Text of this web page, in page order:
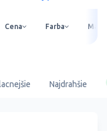
Cena Farba
Najdrahšie